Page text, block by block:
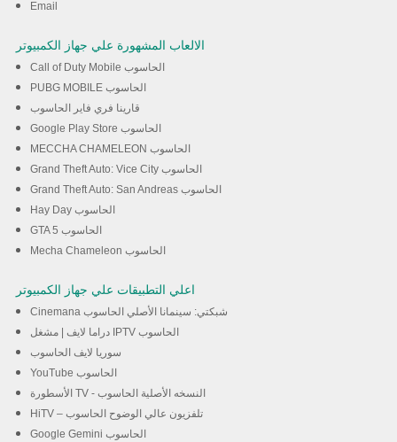
Email
الالعاب المشهورة علي جهاز الكمبيوتر
Call of Duty Mobile الحاسوب
PUBG MOBILE الحاسوب
قارينا فري فاير الحاسوب
Google Play Store الحاسوب
MECCHA CHAMELEON الحاسوب
Grand Theft Auto: Vice City الحاسوب
Grand Theft Auto: San Andreas الحاسوب
Hay Day الحاسوب
GTA 5 الحاسوب
Mecha Chameleon الحاسوب
اعلي التطبيقات علي جهاز الكمبيوتر
Cinemana شبكتي: سينمانا الأصلي الحاسوب
دراما لايف | مشغل IPTV الحاسوب
سوريا لايف الحاسوب
YouTube الحاسوب
الأسطورة TV - النسخه الأصلية الحاسوب
HiTV – تلفزيون عالي الوضوح الحاسوب
Google Gemini الحاسوب